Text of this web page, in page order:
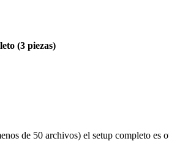
(3 piezas)
de 50 archivos) el setup completo